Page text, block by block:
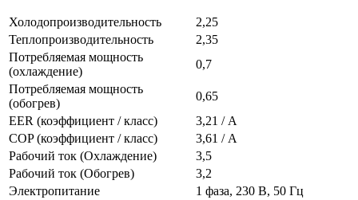
Холодопроизводительность
2,25
Теплопроизводительность
2,35
Потребляемая мощность
(охлаждение)
0,7
Потребляемая мощность
(обогрев)
0,65
EER (коэффициент / класс)
3,21 / А
COP (коэффициент / класс)
3,61 / А
Рабочий ток (Охлаждение)
3,5
Рабочий ток (Обогрев)
3,2
Электропитание
1 фаза, 230 В, 50 Гц